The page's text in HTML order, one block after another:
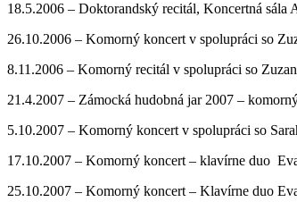
18.5.2006 – Doktorandský recitál, Koncertná sála
26.10.2006 – Komorný koncert v spolupráci so
8.11.2006 – Komorný recitál v spolupráci so
21.4.2007 – Zámocká hudobná jar 2007 –
5.10.2007 – Komorný koncert v spolupráci so
17.10.2007 – Komorný koncert – klavírne duo
25.10.2007 – Komorný koncert – Klavírne duo